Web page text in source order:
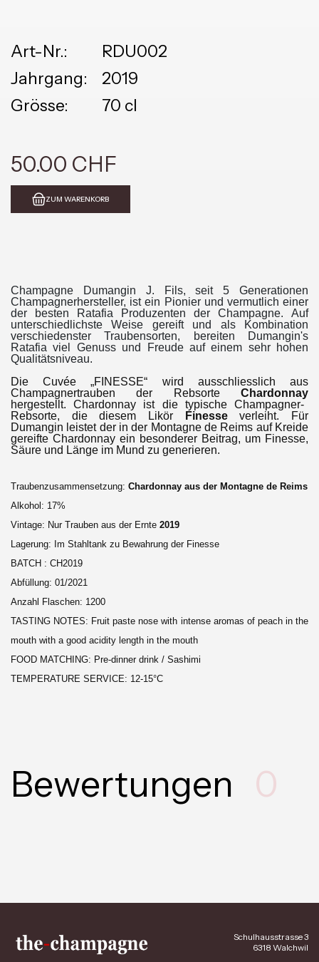
Art-Nr.:
RDU002
Jahrgang:
2019
Grösse:
70 cl
50.00 CHF
ZUM WARENKORB
Champagne Dumangin J. Fils, seit 5 Generationen
Champagnerhersteller, ist ein Pionier und vermutlich einer
der besten Ratafia Produzenten der Champagne. Auf
unterschiedlichste Weise gereift und als Kombination
verschiedenster Traubensorten, bereiten Dumangin's
Ratafia viel Genuss und Freude auf einem sehr hohen
Qualitätsniveau.
Die Cuvée „FINESSE“ wird ausschliesslich aus
Champagnertrauben der Rebsorte Chardonnay
hergestellt. Chardonnay ist die typische Champagner-
Rebsorte, die diesem Likör
Finesseverleiht. Für
Dumangin leistet der in der Montagne de Reims auf Kreide
gereifte Chardonnay ein besonderer Beitrag, um Finesse,
Säure und Länge im Mund zu generieren.
Traubenzusammensetzung: Chardonnay aus der Montagne de Reims
Alkohol: 17%
Vintage: Nur Trauben aus der Ernte 2019
Lagerung: Im Stahltank zu Bewahrung der Finesse
BATCH : CH2019
Abfüllung: 01/2021
Anzahl Flaschen: 1200
TASTING NOTES: Fruit paste nose with intense aromas of peach in the
mouth with a good acidity length in the mouth
FOOD MATCHING: Pre-dinner drink / Sashimi
TEMPERATURE SERVICE: 12-15°C
Bewertungen 0
Schulhausstrasse 3
6318 Walchwil